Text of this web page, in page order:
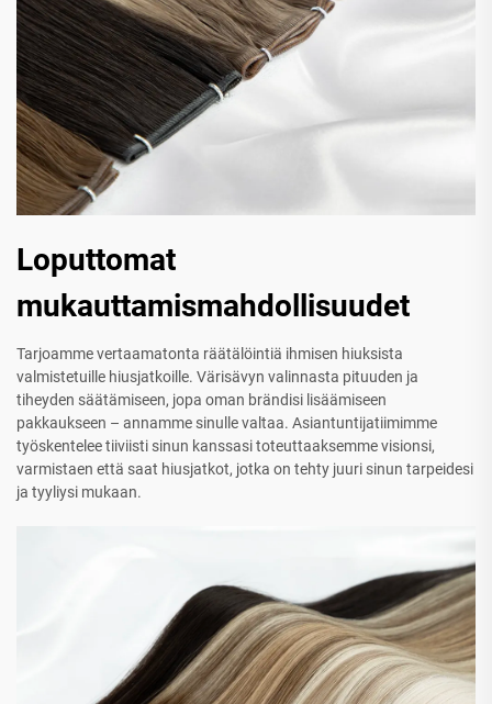
Loputtomat
mukauttamismahdollisuudet
Tarjoamme vertaamatonta räätälöintiä ihmisen hiuksista
valmistetuille hiusjatkoille. Värisävyn valinnasta pituuden ja
tiheyden säätämiseen, jopa oman brändisi lisäämiseen
pakkaukseen – annamme sinulle valtaa. Asiantuntijatiimimme
työskentelee tiiviisti sinun kanssasi toteuttaaksemme visionsi,
varmistaen että saat hiusjatkot, jotka on tehty juuri sinun tarpeidesi
ja tyyliysi mukaan.